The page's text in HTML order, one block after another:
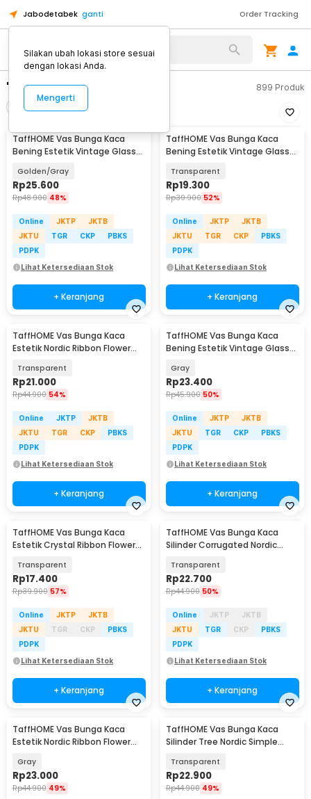
Jabodetabek ganti Order Tracking
"vas bunga kaca" 899 Produk
Urutkan
TaffHOME Vas Bunga Kaca
Bening Estetik Vintage Glass
Golden/Gray
Rp25.600
Rp48.900 48%
Online JKTP
JKTB
JKTU
TGR CKP
PBKS
PDPK
Lihat Ketersediaan Stok
+ Keranjang
TaffHOME Vas Bunga Kaca
Bening Estetik Vintage Glass
Transparent
Rp19.300
Rp39.900 52%
Online JKTP
JKTB
JKTU
TGR CKP
PBKS
PDPK
Lihat Ketersediaan Stok
+ Keranjang
TaffHOME Vas Bunga Kaca
Estetik Nordic Ribbon Flower
Transparent
Rp21.000
Rp44.900 54%
Online JKTP
JKTB
JKTU
TGR CKP
PBKS
PDPK
Lihat Ketersediaan Stok
+ Keranjang
TaffHOME Vas Bunga Kaca
Bening Estetik Vintage Glass
Gray
Rp23.400
Rp45.900 50%
Online JKTP
JKTB
JKTU
TGR CKP
PBKS
PDPK
Lihat Ketersediaan Stok
+ Keranjang
TaffHOME Vas Bunga Kaca
Estetik Crystal Ribbon Flower
Transparent
Rp17.400
Rp39.900 57%
Online JKTP
JKTB
JKTU
TGR CKP
PBKS
PDPK
Lihat Ketersediaan Stok
+ Keranjang
TaffHOME Vas Bunga Kaca
Silinder Corrugated Nordic
Transparent
Rp22.700
Rp44.900 50%
Online JKTP
JKTB
JKTU
TGR CKP
PBKS
PDPK
Lihat Ketersediaan Stok
+ Keranjang
TaffHOME Vas Bunga Kaca
Estetik Nordic Ribbon Flower
Gray
Rp23.000
Rp44.900 49%
TaffHOME Vas Bunga Kaca
Silinder Tree Nordic Simple
Transparent
Rp22.900
Rp44.900 49%
Silakan ubah lokasi store sesuai
dengan lokasi Anda.
Mengerti